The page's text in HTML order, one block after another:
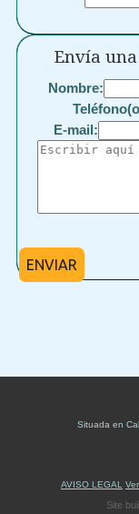
Envía
Nombre:
E-mail:
ENVIAR
Situada en
AVISO LEGAL
Site